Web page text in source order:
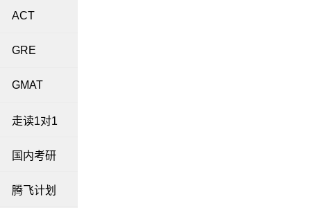
ACT
GRE
GMAT
走读1对1
国内考研
腾飞计划